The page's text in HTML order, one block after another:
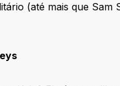
(até mais que